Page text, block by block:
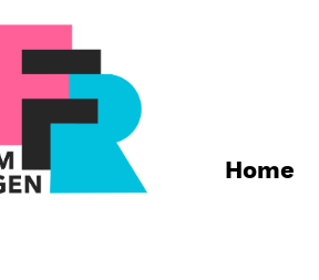
Home